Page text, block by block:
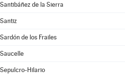
Santibáñez de la Sierra
Santiz
Sardón de los Frailes
Saucelle
Sepulcro-Hilario